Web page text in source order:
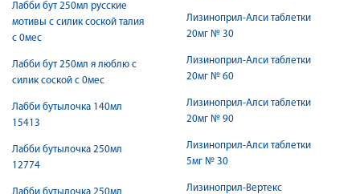
Лабби бут 250мл русские
мотивы с силик соской талия
с 0мес
Лабби бут 250мл я люблю с
силик соской с 0мес
Лабби бутылочка 140мл
15413
Лабби бутылочка 250мл
12774
Лизиноприл-Алси таблетки
20мг № 30
Лизиноприл-Алси таблетки
20мг № 60
Лизиноприл-Алси таблетки
20мг № 90
Лизиноприл-Алси таблетки
5мг № 30
Лизиноприл-Вертекс